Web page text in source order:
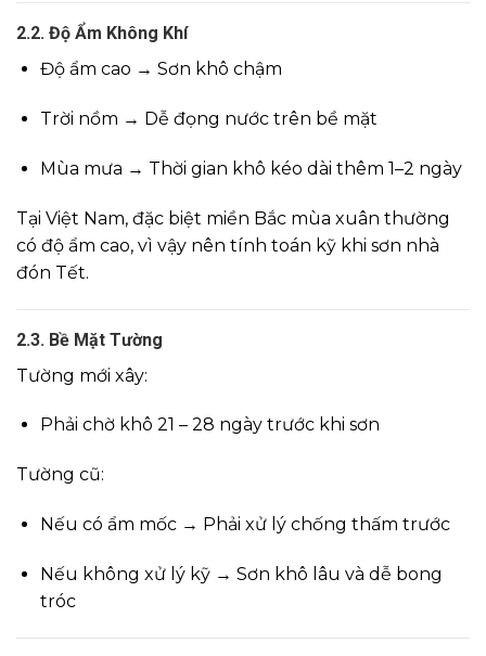
2.2. Độ Ẩm Không Khí
Độ ẩm cao → Sơn khô chậm
Trời nồm → Dễ đọng nước trên bề mặt
Mùa mưa → Thời gian khô kéo dài thêm 1–2 ngày
Tại Việt Nam, đặc biệt miền Bắc mùa xuân thường
có độ ẩm cao, vì vậy nên tính toán kỹ khi sơn nhà
đón Tết.
2.3. Bề Mặt Tường
Tường mới xây:
Phải chờ khô 21 – 28 ngày trước khi sơn
Tường cũ:
Nếu có ẩm mốc → Phải xử lý chống thấm trước
Nếu không xử lý kỹ → Sơn khô lâu và dễ bong
tróc